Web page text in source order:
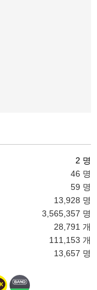
2 명
46 명
59 명
13,928 명
3,565,357 명
28,791 개
111,153 개
13,657 명